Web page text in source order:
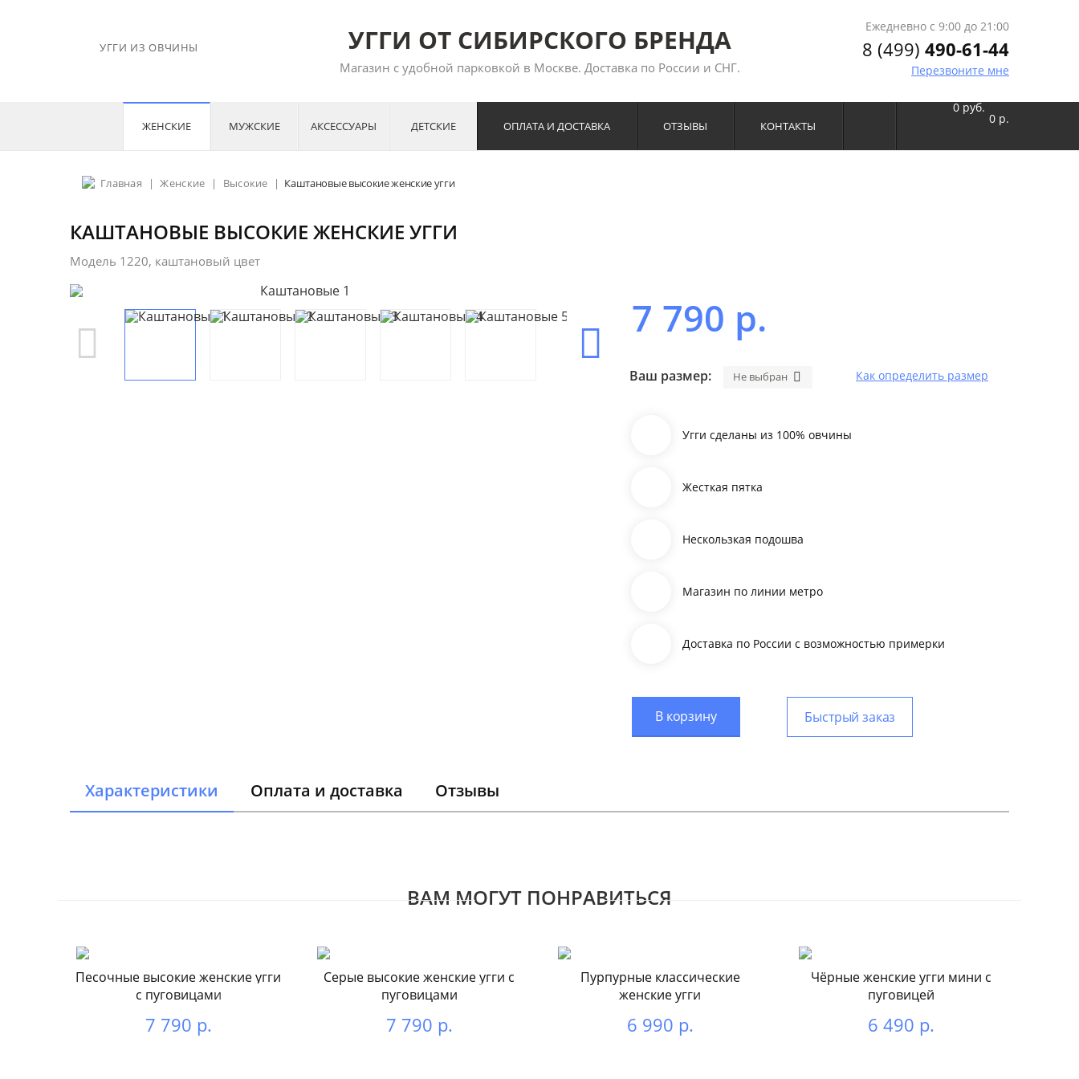
УГГИ ИЗ ОВЧИНЫ УГГИ ОТ СИБИРСКОГО БРЕНДА
Магазин с удобной парковкой в Москве. Доставка по России и СНГ.
Ежедневно с 9:00 до 21:00
8 (499) 490-61-44
Перезвоните мне
ЖЕНСКИЕ МУЖСКИЕ АКСЕССУАРЫ ДЕТСКИЕ ОПЛАТА И ДОСТАВКА ОТЗЫВЫ КОНТАКТЫ
0 руб.
0 р.
Главная | Женские | Высокие | Каштановые высокие женские угги
КАШТАНОВЫЕ ВЫСОКИЕ ЖЕНСКИЕ УГГИ
Модель 1220, каштановый цвет
7 790 р.
Ваш размер: Как определить размер
Угги сделаны из 100% овчины
Жесткая пятка
Нескользкая подошва
Магазин по линии метро
Доставка по России с возможностью примерки
В корзину Быстрый заказ
Характеристики Оплата и доставка Отзывы
ВАМ МОГУТ ПОНРАВИТЬСЯ
Песочные высокие женские угги
с пуговицами
7 790 р.
Серые высокие женские угги с
пуговицами
7 790 р.
Пурпурные классические
женские угги
6 990 р.
Чёрные женские угги мини с
пуговицей
6 490 р.